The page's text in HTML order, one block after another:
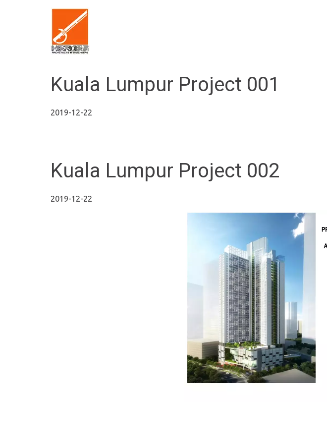
Kuala Lumpur Project 001
2019-12-22
Kuala Lumpur Project 002
2019-12-22